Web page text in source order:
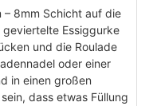
– 8mm Schicht auf die
Essiggurke
und die Roulade
oder einer
in einen großen
dass etwas Füllung